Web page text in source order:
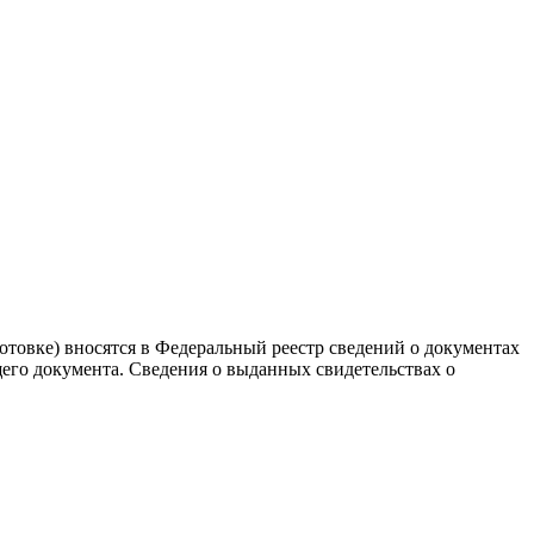
вносятся в Федеральный реестр сведений о документах
документа. Сведения о выданных свидетельствах о